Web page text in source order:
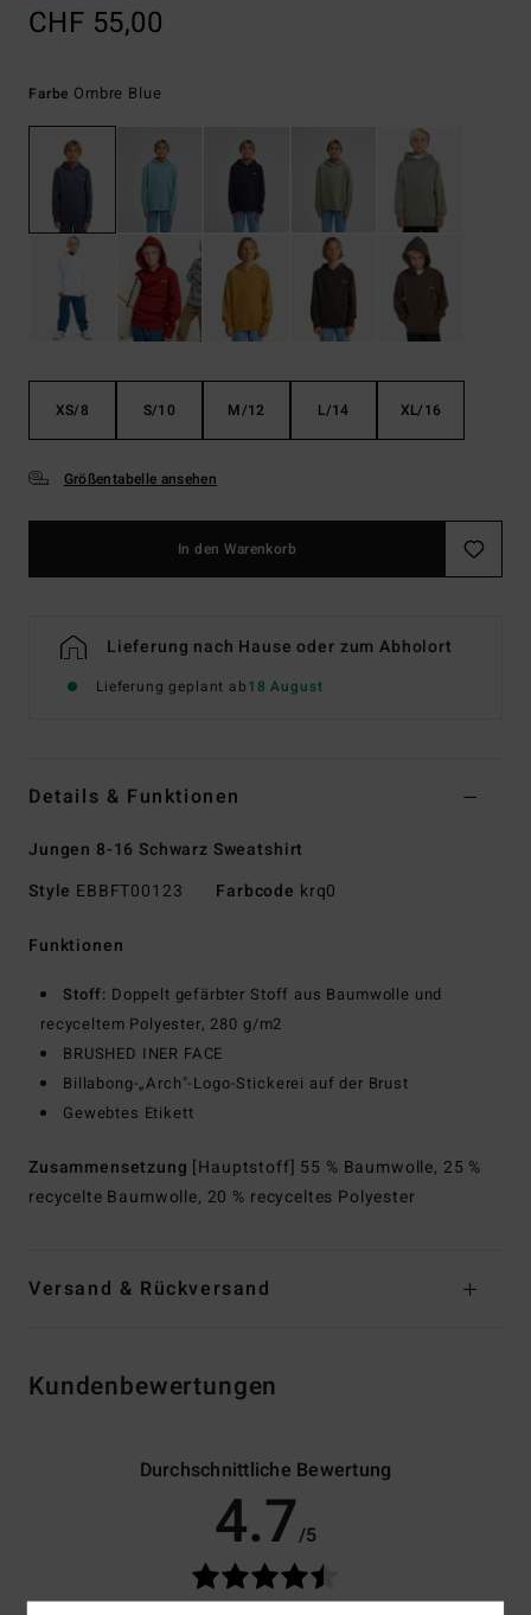
CHF 55,00
Farbe Ombre Blue
XS/8 S/10 M/12 L/14 XL/16
Größentabelle ansehen
In den Warenkorb
Lieferung nach Hause oder zum Abholort
Lieferung geplant ab18 August
Details & Funktionen
Jungen 8-16 Schwarz Sweatshirt
Style EBBFT00123 Farbcode krq0
Funktionen
Stoff: Doppelt gefärbter Stoff aus Baumwolle und
recyceltem Polyester, 280 g/m2
BRUSHED INER FACE
Billabong-„Arch"-Logo-Stickerei auf der Brust
Gewebtes Etikett
Zusammensetzung [Hauptstoff] 55 % Baumwolle, 25 %
recycelte Baumwolle, 20 % recyceltes Polyester
Versand & Rückversand
Kundenbewertungen
Durchschnittliche Bewertung
4.7/5